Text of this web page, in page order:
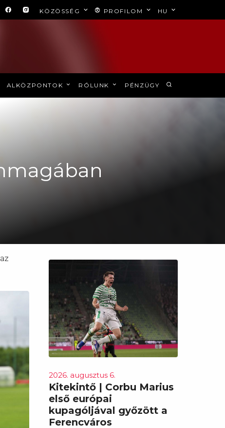
KÖZÖSSÉG PROFILOM HU
ALKÖZPONTOK RÓLUNK PÉNZÜGY
2026. augusztus 6.
Kitekintő | Corbu Marius
első európai
kupagóljával győzött a
Ferencváros